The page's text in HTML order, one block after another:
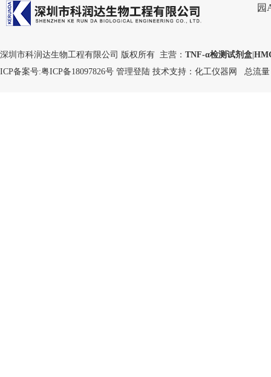
园
深圳市科润达生物工程有限公司 版权所有 主营： TNF-α检测试剂盒
ICP备案号:粤ICP备18097826号 管理登陆 技术支持： 化工仪器网 总流量